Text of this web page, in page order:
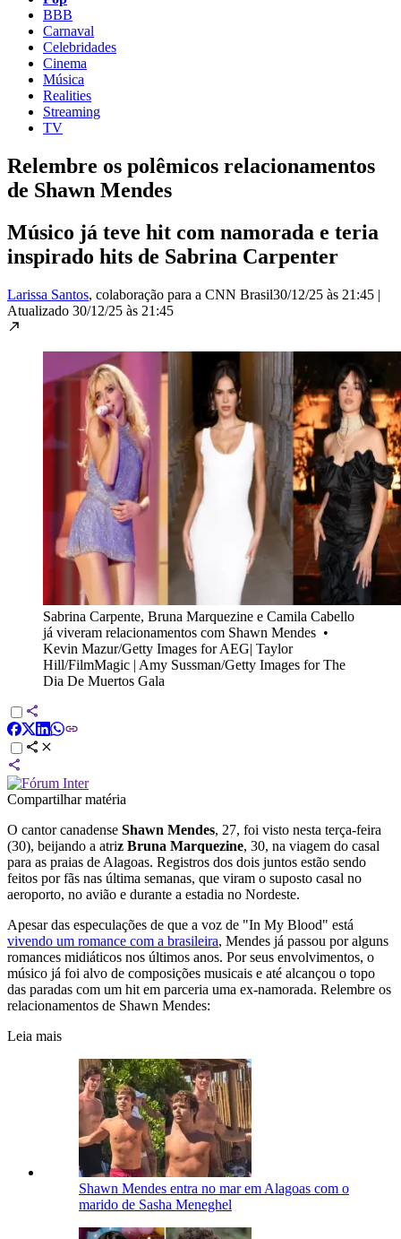
BBB
Carnaval
Celebridades
Cinema
Música
Realities
Streaming
TV
Relembre os polêmicos relacionamentos
de Shawn Mendes
Músico já teve hit com namorada e teria
inspirado hits de Sabrina Carpenter
Larissa Santos, colaboração para a CNN Brasil30/12/25 às 21:45 |
Atualizado 30/12/25 às 21:45
Sabrina Carpente, Bruna Marquezine e Camila Cabello
já viveram relacionamentos com Shawn Mendes •
Kevin Mazur/Getty Images for AEG| Taylor
Hill/FilmMagic | Amy Sussman/Getty Images for The
Dia De Muertos Gala
Compartilhar matéria
O cantor canadense Shawn Mendes, 27, foi visto nesta terça-feira
(30), beijando a atriz Bruna Marquezine, 30, na viagem do casal
para as praias de Alagoas. Registros dos dois juntos estão sendo
feitos por fãs nas última semanas, que viram o suposto casal no
aeroporto, no avião e durante a estadia no Nordeste.
Apesar das especulações de que a voz de "In My Blood" está
vivendo um romance com a brasileira, Mendes já passou por alguns
romances midiáticos nos últimos anos. Por seus envolvimentos, o
músico já foi alvo de composições musicais e até alcançou o topo
das paradas com um hit em parceria uma ex-namorada. Relembre os
relacionamentos de Shawn Mendes:
Leia mais
Shawn Mendes entra no mar em Alagoas com o
marido de Sasha Meneghel